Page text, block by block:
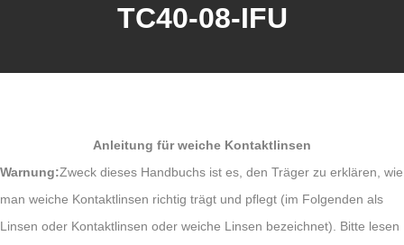
TC40-08-IFU
Anleitung für weiche Kontaktlinsen
Warnung:Zweck dieses Handbuchs ist es, den Träger zu erklären, wie
man weiche Kontaktlinsen richtig trägt und pflegt (im Folgenden als
Linsen oder Kontaktlinsen oder weiche Linsen bezeichnet). Bitte lesen